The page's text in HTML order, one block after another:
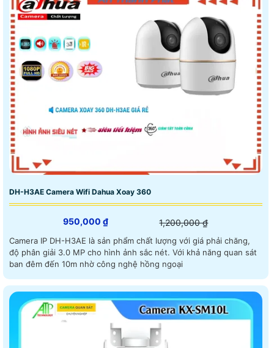
DH-H3AE Camera Wifi Dahua Xoay 360
950,000 ₫ 1,200,000 ₫
Camera IP DH-H3AE là sản phẩm chất lượng với giá phải chăng,
độ phân giải 3.0 MP cho hình ảnh sắc nét. Với khả năng quan sát
ban đêm đến 10m nhờ công nghệ hồng ngoại